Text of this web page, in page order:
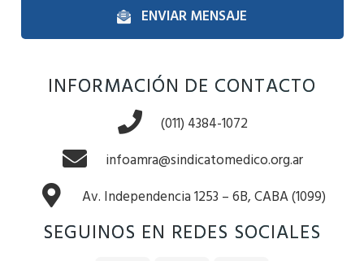
ENVIAR MENSAJE
INFORMACIÓN DE CONTACTO
(011) 4384-1072
infoamra@sindicatomedico.org.ar
Av. Independencia 1253 – 6B, CABA (1099)
SEGUINOS EN REDES SOCIALES